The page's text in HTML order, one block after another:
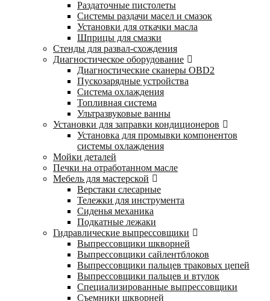
Раздаточные пистолеты
Системы раздачи масел и смазок
Установки для откачки масла
Шприцы для смазки
Стенды для развал-схождения
Диагностическое оборудование
Диагностические сканеры OBD2
Пускозарядные устройства
Система охлаждения
Топливная система
Ультразвуковые ванны
Установки для заправки кондиционеров
Установка для промывки компонентов
системы охлаждения
Мойки деталей
Печки на отработанном масле
Мебель для мастерской
Верстаки слесарные
Тележки для инструмента
Сиденья механика
Подкатные лежаки
Гидравлические выпрессовщики
Выпрессовщики шкворней
Выпрессовщики сайлентблоков
Выпрессовщики пальцев траковых цепей
Выпрессовщики пальцев и втулок
Специализированные выпрессовщики
Cъемники шкворней